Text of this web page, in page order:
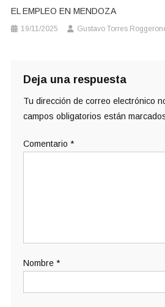
EL EMPLEO EN MENDOZA
19/11/2025 Gustavo Torres
Deja una respuesta
Tu dirección de correo electrónico
campos obligatorios están
Comentario *
Nombre *